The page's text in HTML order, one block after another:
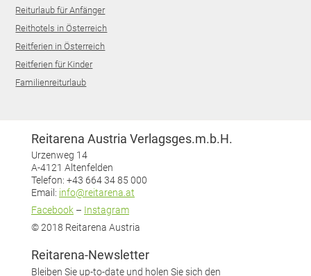
Reiturlaub für Anfänger
Reithotels in Österreich
Reitferien in Österreich
Reitferien für Kinder
Familienreiturlaub
Reitarena Austria Verlagsges.m.b.H.
Urzenweg 14
A-4121 Altenfelden
Telefon: +43 664 34 85 000
Email: info@reitarena.at
Facebook – Instagram
© 2018 Reitarena Austria
Reitarena-Newsletter
Bleiben Sie up-to-date und holen Sie sich den